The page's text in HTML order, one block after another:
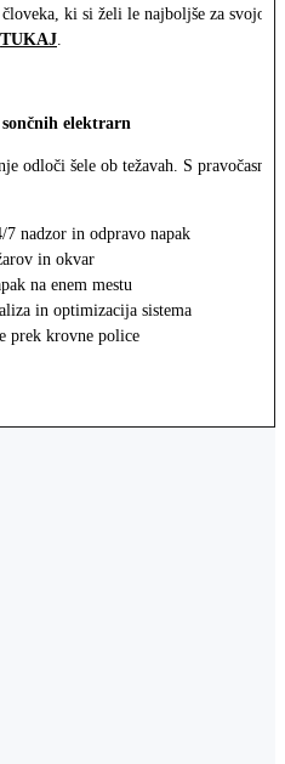
ki si želi le najboljše za svojo
TUKAJ.
elektrarn
odloči šele ob težavah. S pravočasno
7 nadzor in odpravo napak
in okvar
na enem mestu
in optimizacija sistema
prek krovne police